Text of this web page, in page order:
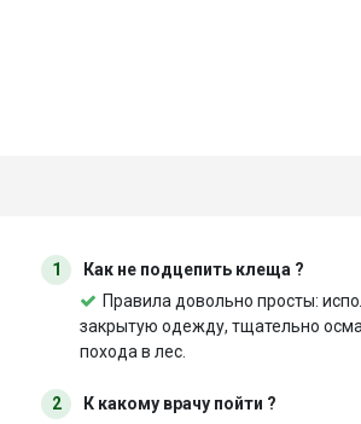
1
Как не подцепить клеща ?
Правила довольно просты:
закрытую одежду, тщательно
похода в лес.
2
К какому врачу пойти ?